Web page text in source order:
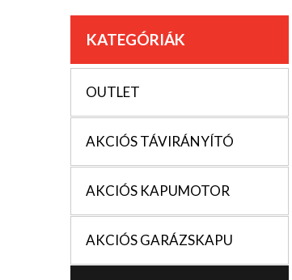
KATEGÓRIÁK
OUTLET
AKCIÓS TÁVIRÁNYÍTÓ
AKCIÓS KAPUMOTOR
AKCIÓS GARÁZSKAPU